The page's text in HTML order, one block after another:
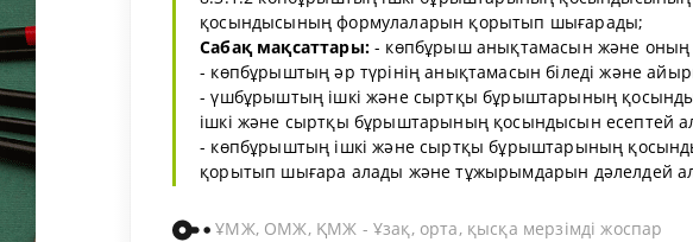
қосындысының формулаларын қорытып шығарады;
Сабақ мақсаттары:- көпбұрыш анықтамасын және оның
- көпбұрыштың әр түрінің анықтамасын біледі және
- үшбұрыштың ішкі және сыртқы бұрыштарының
ішкі және сыртқы бұрыштарының қосындысын есептей
- көпбұрыштың ішкі және сыртқы бұрыштарының
қорытып шығара алады және тұжырымдарын дәлелдей
ҰМЖ, ОМЖ, ҚМЖ - Ұзақ, орта, қысқа мерзімді жоспар